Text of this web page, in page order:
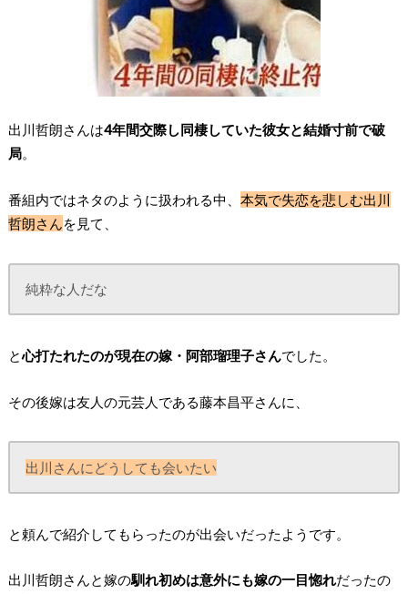
出川哲朗さんは4年間交際し同棲していた彼女と結婚寸前で破
局。
番組内ではネタのように扱われる中、 本気で失恋を悲しむ出川
哲朗さんを見て、
純粋な人だな
と心打たれたのが現在の嫁・阿部瑠理子さんでした。
その後嫁は友人の元芸人である藤本昌平さんに、
出川さんにどうしても会いたい
と頼んで紹介してもらったのが出会いだったようです。
出川哲朗さんと嫁の馴れ初めは意外にも嫁の一目惚れだったの